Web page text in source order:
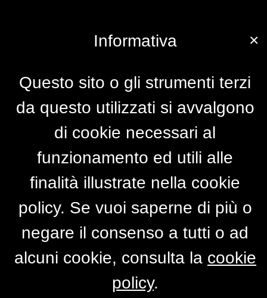
×
Informativa
Questo sito o gli strumenti terzi
da questo utilizzati si avvalgono
di cookie necessari al
funzionamento ed utili alle
finalità illustrate nella cookie
policy. Se vuoi saperne di più o
negare il consenso a tutti o ad
alcuni cookie, consulta la cookie
policy.